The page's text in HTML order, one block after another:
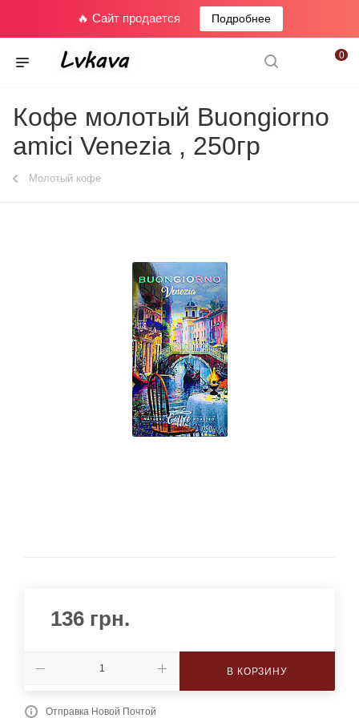
🔥 Сайт продается Подробнее
0
Кофе молотый Buongiorno
amici Venezia , 250гр
Молотый кофе
136 грн.
В КОРЗИНУ
Отправка Новой Почтой